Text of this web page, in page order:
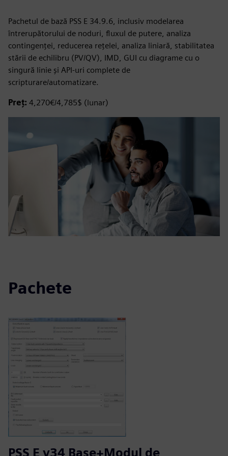
Pachetul de bază PSS E 34.9.6, inclusiv modelarea
întrerupătorului de noduri, fluxul de putere, analiza
contingenței, reducerea rețelei, analiza liniară, stabilitatea
stării de echilibru (PV/QV), IMD, GUI cu diagrame cu o
singură linie și API-uri complete de
scripturare/automatizare.
Preț: 4,270€/4,785$ (lunar)
Pachete
PSS E v34 Base+Modul de